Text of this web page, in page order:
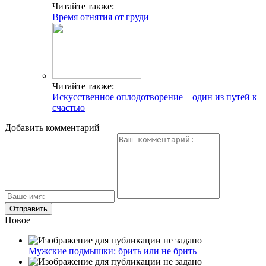
Читайте также:
Время отнятия от груди
Читайте также:
Искусственное оплодотворение – один из путей к
счастью
Добавить комментарий
Новое
Мужские подмышки: брить или не брить